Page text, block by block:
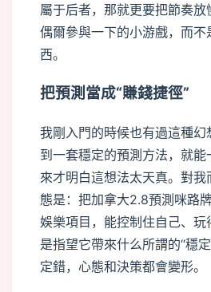
屬于后者，那就更要把節奏放
偶爾參與一下的小游戲，而不
西。
把預測當成“賺錢捷徑”
我剛入門的時候也有過這種
到一套穩定的預測方法，就
來才明白這想法太天真。對
態是：把加拿大2.8預測咪路
娛樂項目，能控制住自己、
是指望它帶來什么所謂的“穩
定錯，心態和決策都會變形。